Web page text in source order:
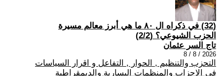
(32) في ذكراه ال ٨٠ ما هي أبرز معالم مسيرة
الحزب الشيوعي؟ (2/2)
تاج السر عثمان
2026 / 8 / 8
التحزب والتنظيم , الحوار , التفاعل و اقرار السياسات
في الاحزاب والمنظمات اليسارية والديمقراطية